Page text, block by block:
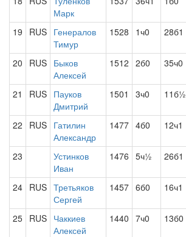
Марк
19 RUS Генералов
Тимур
1528 1ч0 28б1
20 RUS Быков
Алексей
1512 2б0 35ч0
21 RUS Пауков
Дмитрий
1501 3ч0 11б½
22 RUS Гатилин
Александр
1477 4б0 12ч1
23
Устинков
Иван
1476 5ч½ 26б1
24 RUS Третьяков
Сергей
1457 6б0 16ч1
25 RUS Чаккиев
Алексей
1440 7ч0 13б0